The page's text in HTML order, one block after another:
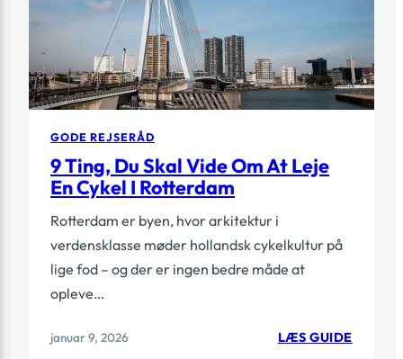
GODE REJSERÅD
9 Ting, Du Skal Vide Om At Leje
En Cykel I Rotterdam
Rotterdam er byen, hvor arkitektur i
verdensklasse møder hollandsk cykelkultur på
lige fod – og der er ingen bedre måde at
opleve…
januar 9, 2026 LÆS GUIDE